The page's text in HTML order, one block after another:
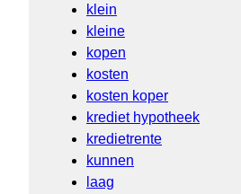
klein
kleine
kopen
kosten
kosten koper
krediet hypotheek
kredietrente
kunnen
laag